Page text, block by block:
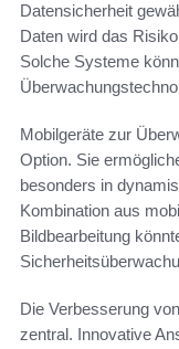
Datensicherheit
Daten wird das
Solche Systeme
Mobilgeräte zur
Option. Sie
besonders in
Kombination aus
Bildbearbeitung
Die Verbesserung
zentral. Innovative